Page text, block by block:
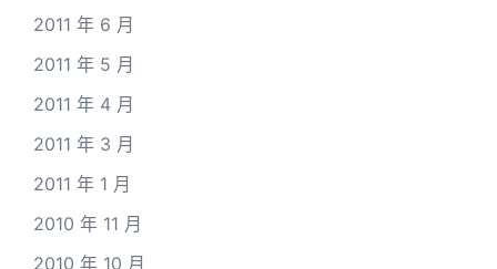
2011 年 6 月
2011 年 5 月
2011 年 4 月
2011 年 3 月
2011 年 1 月
2010 年 11 月
2010 年 10 月